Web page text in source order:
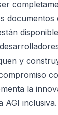
documentos
y
la
AGI inclusiva.